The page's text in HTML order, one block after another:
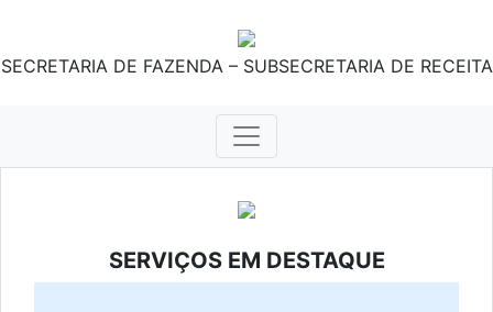
SECRETARIA DE FAZENDA – SUBSECRETARIA DE RECEITA
SERVIÇOS EM DESTAQUE